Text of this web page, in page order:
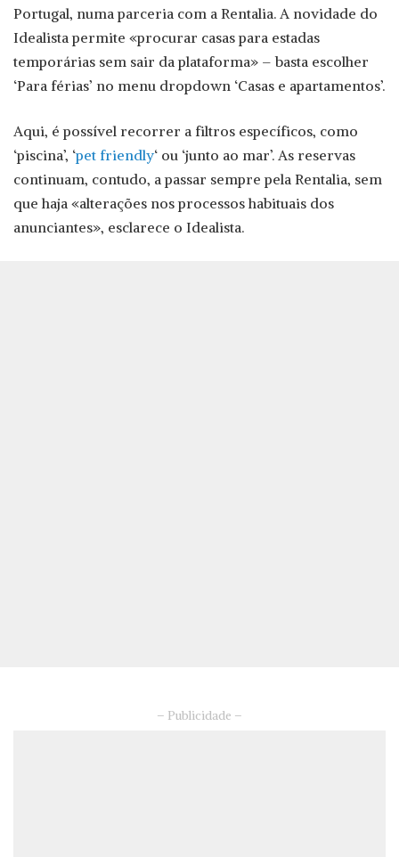
Portugal, numa parceria com a Rentalia. A novidade do
Idealista permite «procurar casas para estadas
temporárias sem sair da plataforma» – basta escolher
‘Para férias’ no menu dropdown ‘Casas e apartamentos’.
Aqui, é possível recorrer a filtros específicos, como
‘piscina’, ‘pet friendly‘ ou ‘junto ao mar’. As reservas
continuam, contudo, a passar sempre pela Rentalia, sem
que haja «alterações nos processos habituais dos
anunciantes», esclarece o Idealista.
– Publicidade –